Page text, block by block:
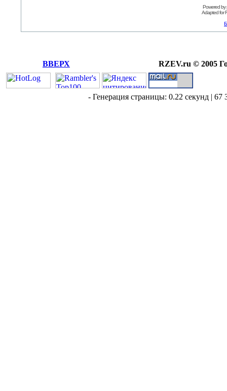
Powered by
Adapted for
ВВЕРХ RZEV.ru © 2005
- Генерация страницы: 0.22 секунд |